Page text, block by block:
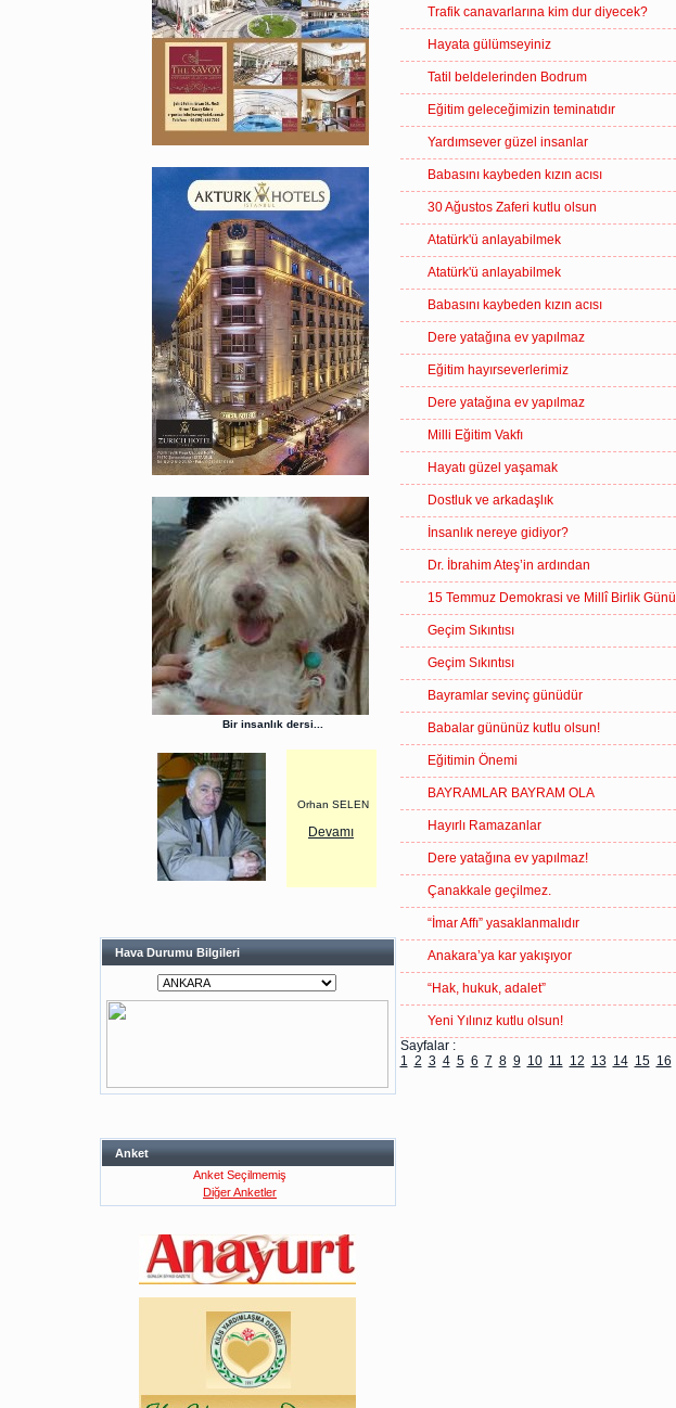
Bir insanlık dersi...
Orhan SELEN
Devamı
Hava Durumu Bilgileri
Anket
Anket Seçilmemiş
Diğer Anketler
Trafik canavarlarına kim dur diyecek?
Hayata gülümseyiniz
Tatil beldelerinden Bodrum
Eğitim geleceğimizin teminatıdır
Yardımsever güzel insanlar
Babasını kaybeden kızın acısı
30 Ağustos Zaferi kutlu olsun
Atatürk'ü anlayabilmek
Atatürk'ü anlayabilmek
Babasını kaybeden kızın acısı
Dere yatağına ev yapılmaz
Eğitim hayırseverlerimiz
Dere yatağına ev yapılmaz
Milli Eğitim Vakfı
Hayatı güzel yaşamak
Dostluk ve arkadaşlık
İnsanlık nereye gidiyor?
Dr. İbrahim Ateş’in ardından
15 Temmuz Demokrasi ve Millî Birlik Günü
Geçim Sıkıntısı
Geçim Sıkıntısı
Bayramlar sevinç günüdür
Babalar gününüz kutlu olsun!
Eğitimin Önemi
BAYRAMLAR BAYRAM OLA
Hayırlı Ramazanlar
Dere yatağına ev yapılmaz!
Çanakkale geçilmez.
“İmar Affı” yasaklanmalıdır
Anakara’ya kar yakışıyor
“Hak, hukuk, adalet”
Yeni Yılınız kutlu olsun!
Sayfalar :
1 2 3 4 5 6 7 8 9 10 11 12 13 14 15 16